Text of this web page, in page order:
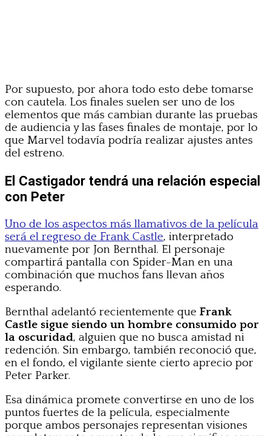
Por supuesto, por ahora todo esto debe tomarse
con cautela. Los finales suelen ser uno de los
elementos que más cambian durante las pruebas
de audiencia y las fases finales de montaje, por lo
que Marvel todavía podría realizar ajustes antes
del estreno.
El Castigador tendrá una relación especial
con Peter
Uno de los aspectos más llamativos de la película
será el regreso de Frank Castle, interpretado
nuevamente por Jon Bernthal. El personaje
compartirá pantalla con Spider-Man en una
combinación que muchos fans llevan años
esperando.
Bernthal adelantó recientemente que Frank
Castle sigue siendo un hombre consumido por
la oscuridad, alguien que no busca amistad ni
redención. Sin embargo, también reconoció que,
en el fondo, el vigilante siente cierto aprecio por
Peter Parker.
Esa dinámica promete convertirse en uno de los
puntos fuertes de la película, especialmente
porque ambos personajes representan visiones